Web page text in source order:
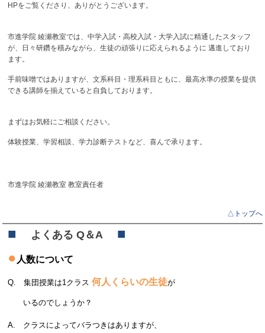
『図形の極』は、進度に応じて級を設けてスモールステップで継続的
い立体図形、回転体、展開図などについては
を深める事が出来るため、無理なく「
事が可能です。
入試で差がつく「図形分野」
中学入試の算数で「正答率の低い問題」は「図形」。特に難関校にな
ればなるほど図形問題は難解になる傾向があります。
は、この「イメージする力
図形」を克服し、入試での「
HPをご覧くださり、ありがとうございます。
市進学院 綾瀬教室では、 中学入試・高校入試・大学入試に精通したスタッフ
が、
日々研鑽を積みながら、生徒の頑張りに応えられるように 邁進しており
ます。
手前味噌ではありますが、文系科目・理系科目ともに、 最高水準の授業を提供
できる講師を揃えていると自負しております。
まずはお気軽にご相談ください。
体験授業、学習相談、学力診断テストなど、 喜んで承ります。
市進学院 綾瀬教室 教室責任者
△トップへ
■ よくある Q＆A
■
● 人数について
Q. 集団授業は1クラス 何人くらいの生徒が
いるのでしょうか？
A. クラスによってバラつきはありますが、